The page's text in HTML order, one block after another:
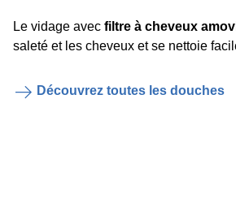
Le vidage avec filtre à cheveux
saleté et les cheveux et se nettoie
Découvrez toutes les douches